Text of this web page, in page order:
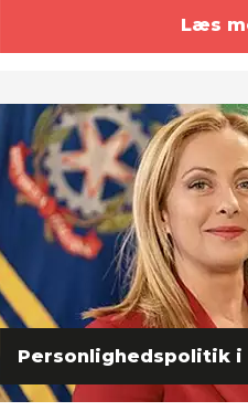
Læs
Personlighedspolitik i